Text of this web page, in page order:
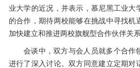
业大学的近况，并表示，慕尼黑工业大
的合作，期待两校能够在挑战中寻找机
加快建立和推进两校旗舰型合作伙伴关系
会谈中，双方与会人员就多个合作
进行了深入讨论。双方同意建立定期对